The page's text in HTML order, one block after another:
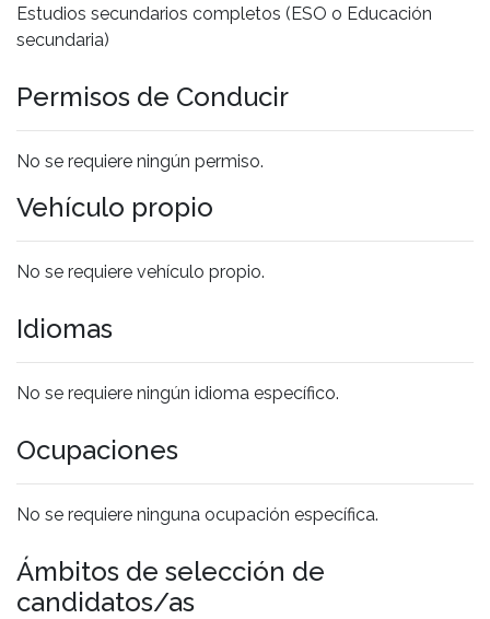
Estudios secundarios completos (ESO o Educación
secundaria)
Permisos de Conducir
No se requiere ningún permiso.
Vehículo propio
No se requiere vehículo propio.
Idiomas
No se requiere ningún idioma específico.
Ocupaciones
No se requiere ninguna ocupación específica.
Ámbitos de selección de
candidatos/as